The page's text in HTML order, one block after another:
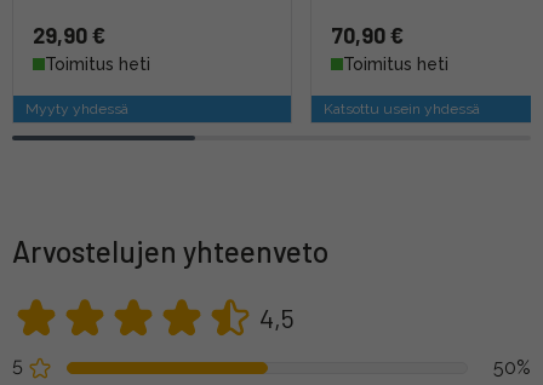
29,90 €
Toimitus heti
Myyty yhdessä
70,90 €
Toimitus heti
Katsottu usein yhdessä
Arvostelujen yhteenveto
4,5
5
50%